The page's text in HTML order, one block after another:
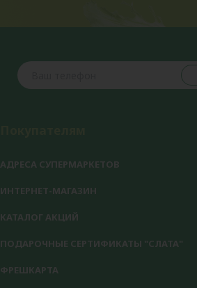
АДРЕСА СУПЕРМАРКЕТОВ
ИНТЕРНЕТ-МАГАЗИН
КАТАЛОГ АКЦИЙ
ПОДАРОЧНЫЕ СЕРТИФИКАТЫ "СЛАТА"
ФРЕШКАРТА